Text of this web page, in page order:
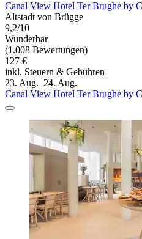
Canal View Hotel Ter Brughe by
Altstadt von Brügge
9,2/10
Wunderbar
(1.008 Bewertungen)
127 €
inkl. Steuern & Gebühren
23. Aug.–24. Aug.
Canal View Hotel Ter Brughe by